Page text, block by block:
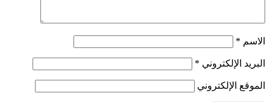
الاسم *
البريد الإلكتروني *
الموقع الإلكتروني